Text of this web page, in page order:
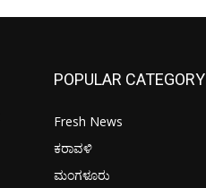
POPULAR CATEGORY
Fresh News
ಕರಾವಳಿ
ಮಂಗಳೂರು